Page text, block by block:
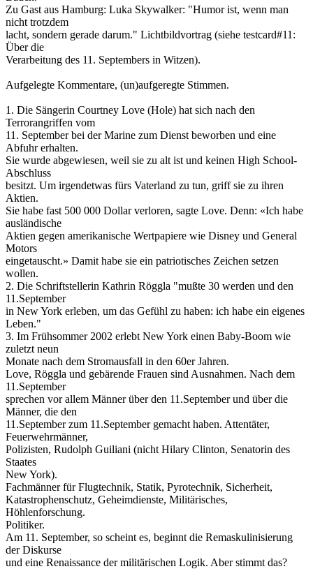
Zu Gast aus Hamburg: Luka Skywalker: "Humor ist, wenn man
nicht trotzdem
lacht, sondern gerade darum." Lichtbildvortrag (siehe testcard#11:
Über die
Verarbeitung des 11. Septembers in Witzen).
Aufgelegte Kommentare, (un)aufgeregte Stimmen.
1. Die Sängerin Courtney Love (Hole) hat sich nach den
Terrorangriffen vom
11. September bei der Marine zum Dienst beworben und eine
Abfuhr erhalten.
Sie wurde abgewiesen, weil sie zu alt ist und keinen High School-
Abschluss
besitzt. Um irgendetwas fürs Vaterland zu tun, griff sie zu ihren
Aktien.
Sie habe fast 500 000 Dollar verloren, sagte Love. Denn: «Ich habe
ausländische
Aktien gegen amerikanische Wertpapiere wie Disney und General
Motors
eingetauscht.» Damit habe sie ein patriotisches Zeichen setzen
wollen.
2. Die Schriftstellerin Kathrin Röggla "mußte 30 werden und den
11.September
in New York erleben, um das Gefühl zu haben: ich habe ein eigenes
Leben."
3. Im Frühsommer 2002 erlebt New York einen Baby-Boom wie
zuletzt neun
Monate nach dem Stromausfall in den 60er Jahren.
Love, Röggla und gebärende Frauen sind Ausnahmen. Nach dem
11.September
sprechen vor allem Männer über den 11.September und über die
Männer, die den
11.September zum 11.September gemacht haben. Attentäter,
Feuerwehrmänner,
Polizisten, Rudolph Guiliani (nicht Hilary Clinton, Senatorin des
Staates
New York).
Fachmänner für Flugtechnik, Statik, Pyrotechnik, Sicherheit,
Katastrophenschutz, Geheimdienste, Militärisches,
Höhlenforschung.
Politiker.
Am 11. September, so scheint es, beginnt die Remaskulinisierung
der Diskurse
und eine Renaissance der militärischen Logik. Aber stimmt das?